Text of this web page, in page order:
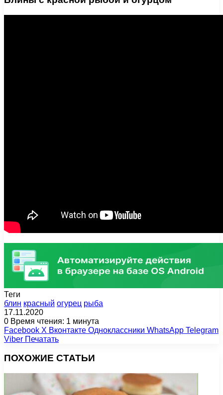
Теги
блин красный огурец рыба
17.11.2020
0 Время чтения: 1 минута
Facebook X Вконтакте Одноклассники WhatsApp Telegram
Viber Печатать
ПОХОЖИЕ СТАТЬИ